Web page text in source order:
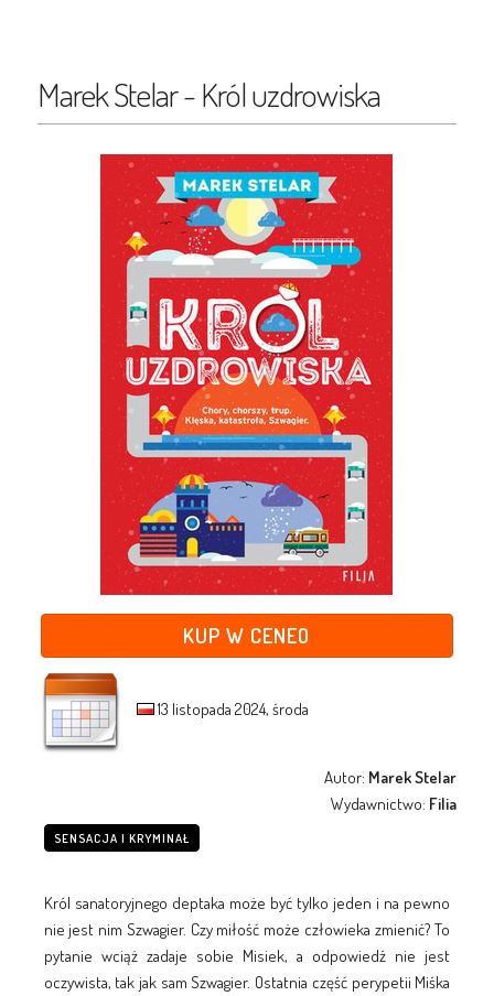
Marek Stelar - Król uzdrowiska
KUP W CENEO
13 listopada 2024, środa
Autor: Marek Stelar
Wydawnictwo: Filia
SENSACJA I KRYMINAŁ
Król sanatoryjnego deptaka może być tylko jeden i na pewno
nie jest nim Szwagier. Czy miłość może człowieka zmienić? To
pytanie wciąż zadaje sobie Misiek, a odpowiedź nie jest
oczywista, tak jak sam Szwagier. Ostatnia część perypetii Miśka